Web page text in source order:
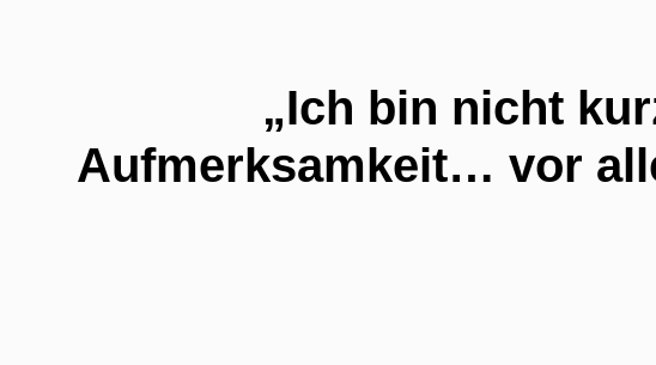
„Ich bin nicht
Aufmerksamkeit… vor